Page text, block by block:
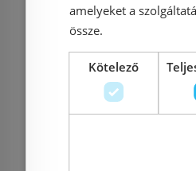
Kolpa-San
amelyeket a
össze.
Kötelező